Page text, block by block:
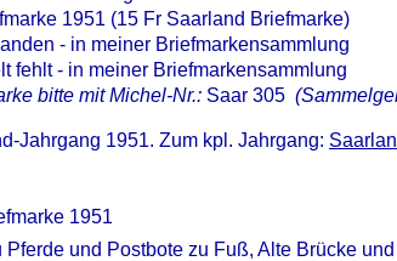
1951 (15 Fr Saarland Briefmarke)
bitte mit Michel-Nr.: Saar 305
Jahrgang 1951. Zum kpl. Jahrgang:
1951
Pferde und Postbote zu Fuß, Alte Brücke